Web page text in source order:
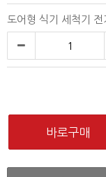
도어형 식기 세척기